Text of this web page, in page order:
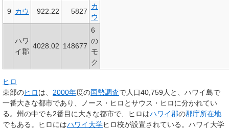
9 カウ 922.22 5827
カ
ウ
ハワ
イ郡
4028.02 148677
6
の
モ
ク
ヒロ
東部のヒロは、 2000年度の国勢調査で人口40,759人と、ハワイ島で
一番大きな都市であり、ノース・ヒロとサウス・ヒロに分かれてい
る。州の中でも2番目に大きな都市で、ヒロはハワイ郡の郡庁所在地
でもある。ヒロにはハワイ大学ヒロ校が設置されている。ハワイ大学